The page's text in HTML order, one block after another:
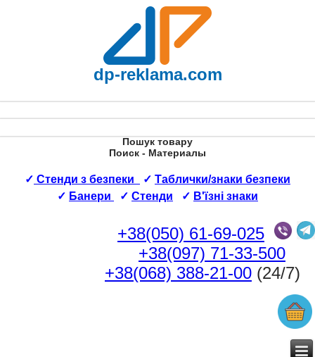
dp-reklama.com
Пошук товару
Поиск - Материалы
✓ Стенди з безпеки ✓ Таблички/знаки безпеки
✓ Банери ✓ Стенди ✓ В'їзні знаки
+38(050) 61-69-025
+38(097) 71-33-500
+38(068) 388-21-00 (24/7)